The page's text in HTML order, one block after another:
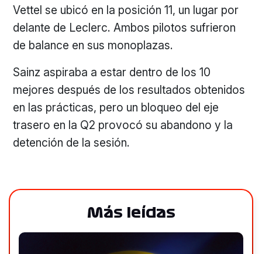
Vettel se ubicó en la posición 11, un lugar por
delante de Leclerc. Ambos pilotos sufrieron
de balance en sus monoplazas.
Sainz aspiraba a estar dentro de los 10
mejores después de los resultados obtenidos
en las prácticas, pero un bloqueo del eje
trasero en la Q2 provocó su abandono y la
detención de la sesión.
Más leídas